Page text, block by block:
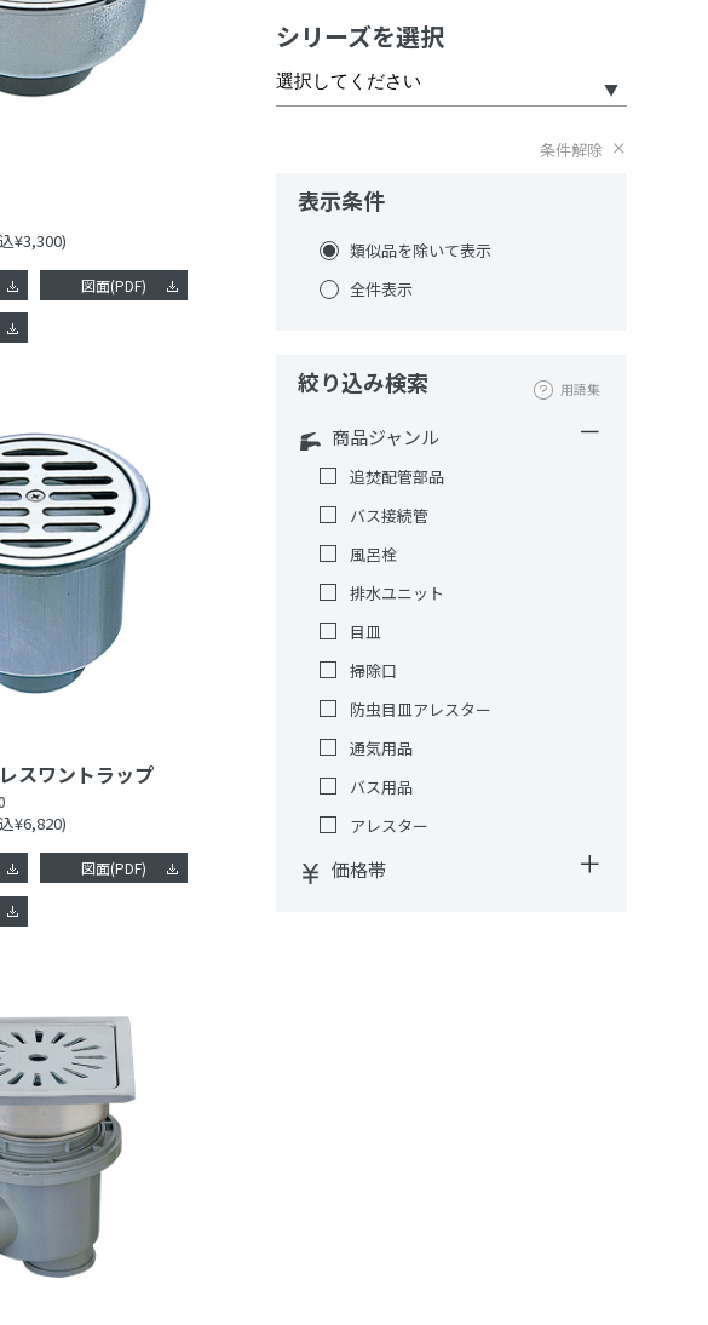
¥3,300)
図面(PDF)
スワントラップ
¥6,820)
図面(PDF)
シリーズを選択
条件解除
表示条件
類似品を除いて表示
全件表示
絞り込み検索 用語集
商品ジャンル
追焚配管部品
バス接続管
風呂栓
排水ユニット
目皿
掃除口
防虫目皿アレスター
通気用品
バス用品
アレスター
価格帯